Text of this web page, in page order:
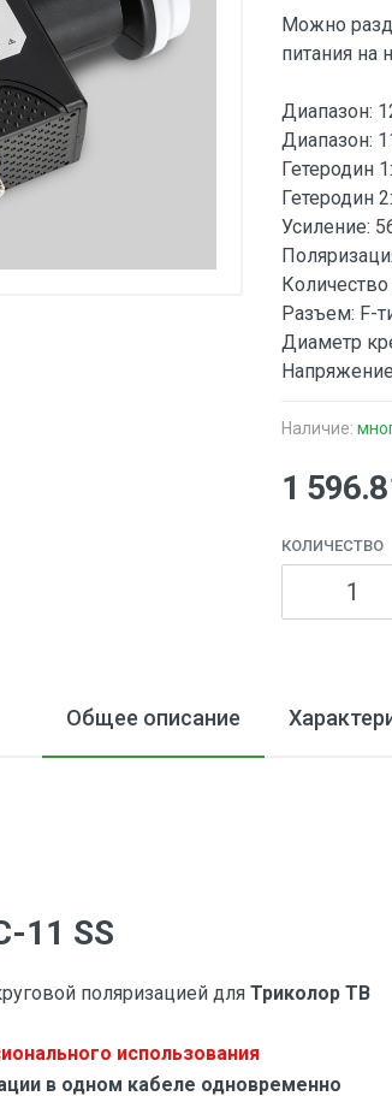
Можно
питания на
Диапазон:
Диапазон:
Гетеродин
Гетеродин
Усиление:
Разъем: F-
Диаметр
Наличие:
1
КОЛИЧЕСТВО
Общее описание
11 SS
поляризацией для Триколор ТВ
использования
в одном кабеле одновременно